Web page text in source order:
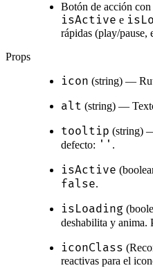
Botón de acción con
isActive e
rápidas (play/pause,
Props
icon (string) —
alt (string) —
tooltip (string)
defecto: '' .
isActive
false.
isLoading
deshabilita y anima.
iconClass
reactivas para el